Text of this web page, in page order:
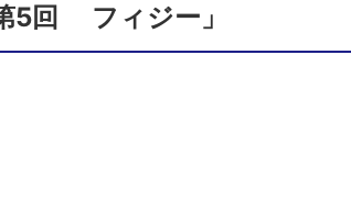
5回 フィジー」